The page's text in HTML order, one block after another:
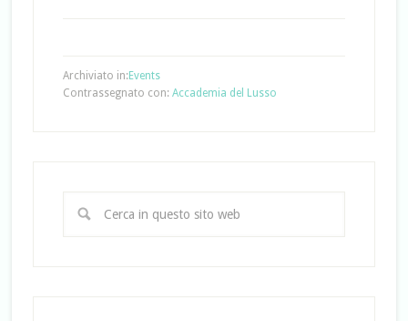
Archiviato in: Events
Contrassegnato con: Accademia del Lusso